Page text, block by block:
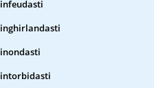
infeudasti
inghirlandasti
inondasti
intorbidasti